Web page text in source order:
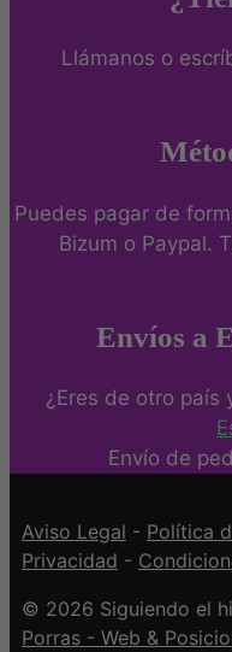
Llámanos o
Puedes pagar de
Bizum o Paypal.
Envíos a
¿Eres de otro país
Envío de
Aviso Legal - Política
Privacidad -
© 2026 Siguiendo el
Porras - Web &